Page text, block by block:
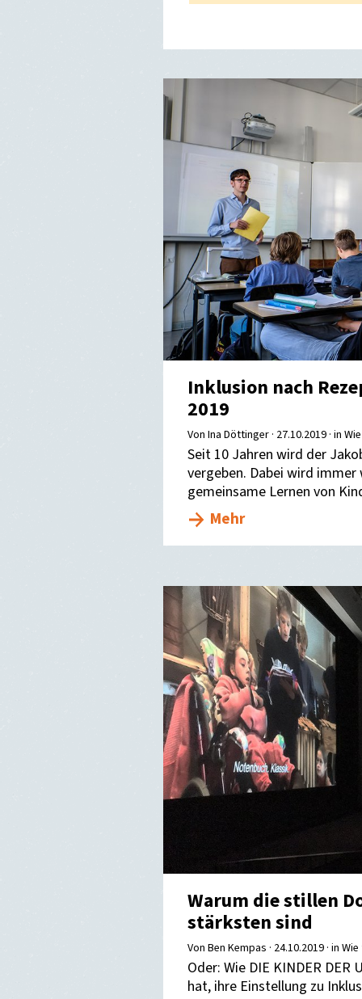
Inklusion nach
2019
Von Ina Döttinger · 27.10.2019 · in
Seit 10 Jahren wird der
vergeben. Dabei wird
gemeinsame Lernen von
Mehr
Warum die stillen
stärksten sind
Von Ben Kempas · 24.10.2019 · in
Oder: Wie DIE KINDER
hat, ihre Einstellung zu